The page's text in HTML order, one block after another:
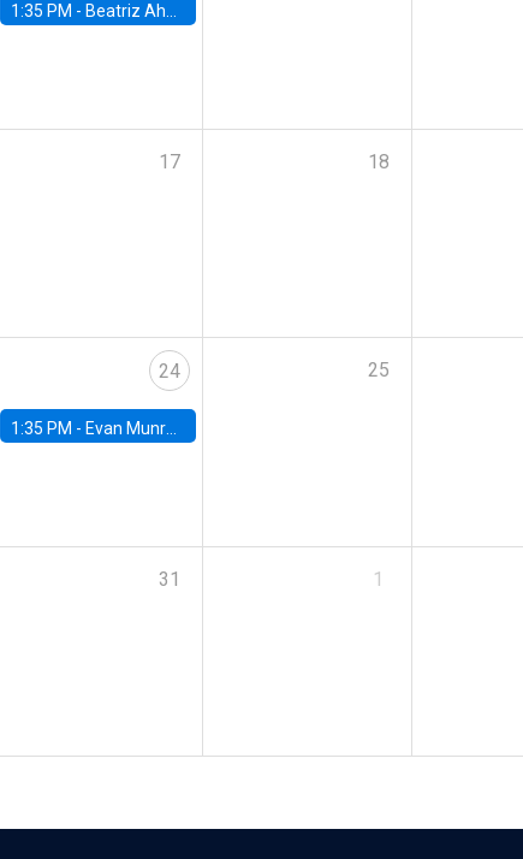
1:35 PM - Beatriz Ahumada, PhD candidate, Universidad de Pittsburgh
17 18
24
1:35 PM - Evan Munro, Neyman Visiting Assistant Professor in the Department of Statistics at UC Berkeley
25
31 1